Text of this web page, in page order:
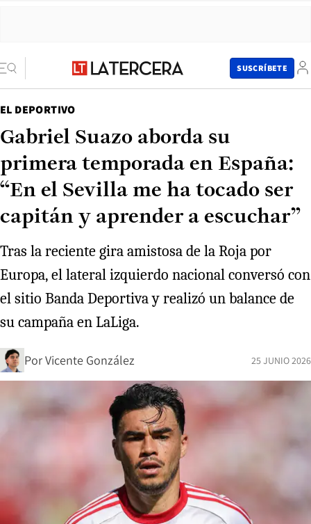
SUSCRÍBETE
EL DEPORTIVO
Gabriel Suazo aborda su
primera temporada en España:
“En el Sevilla me ha tocado ser
capitán y aprender a escuchar”
Tras la reciente gira amistosa de la Roja por
Europa, el lateral izquierdo nacional conversó con
el sitio Banda Deportiva y realizó un balance de
su campaña en LaLiga.
PorVicente González 25 JUNIO 2026